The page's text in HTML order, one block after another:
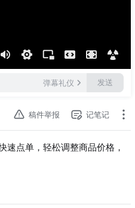
弹幕礼仪 发送
稿件举报 记笔记
速点单，轻松调整商品价格，